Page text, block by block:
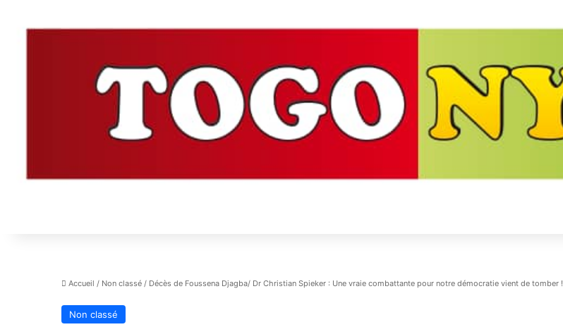
Accueil / Non classé / Décès de Foussena Djagba/ Dr Christian Spieker : Une vraie combattante pour notre démocratie vient de tomber !
Non classé